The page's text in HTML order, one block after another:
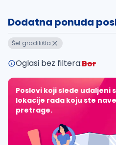
Dodatna ponuda
Šef gradilišta
Oglasi bez filtera:Bor
Poslovi koji slede udaljeni
lokacije rada koju ste
pretrage.